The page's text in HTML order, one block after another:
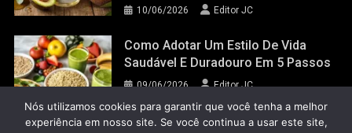
10/06/2026 Editor JC
Como Adotar Um Estilo De Vida
Saudável E Duradouro Em 5 Passos
09/06/2026 Editor JC
Nós utilizamos cookies para garantir que você tenha a melhor
experiência em nosso site. Se você continua a usar este site,